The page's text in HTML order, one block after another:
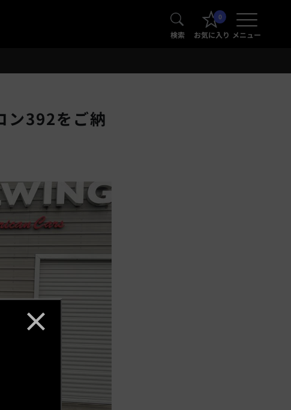
検索
0
お気に入り メニュー
ン392をご納